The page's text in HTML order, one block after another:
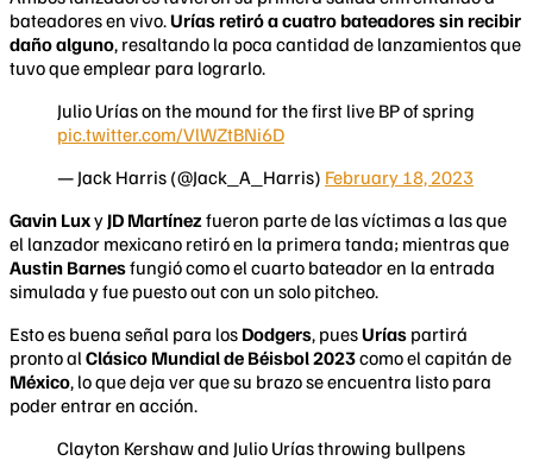
bateadores en vivo.Urías retiró a cuatro bateadores sin recibir
daño alguno, resaltando la poca cantidad de lanzamientos que
tuvo que emplear para lograrlo.
Julio Urías on the mound for the first live BP of spring
pic.twitter.com/VlWZtBNi6D
— Jack Harris (@Jack_A_Harris) February 18, 2023
Gavin Luxy JD Martínez fueron parte de las víctimas a las que
el lanzador mexicano retiró en la primera tanda; mientras que
Austin Barnesfungió como el cuarto bateador en la entrada
simulada y fue puesto out con un solo pitcheo.
Esto es buena señal para los Dodgers, puesUrías partirá
pronto al Clásico Mundial de Béisbol 2023como el capitán de
México, lo que deja ver que su brazo se encuentra listo para
poder entrar en acción.
Clayton Kershaw and Julio Urías throwing bullpens